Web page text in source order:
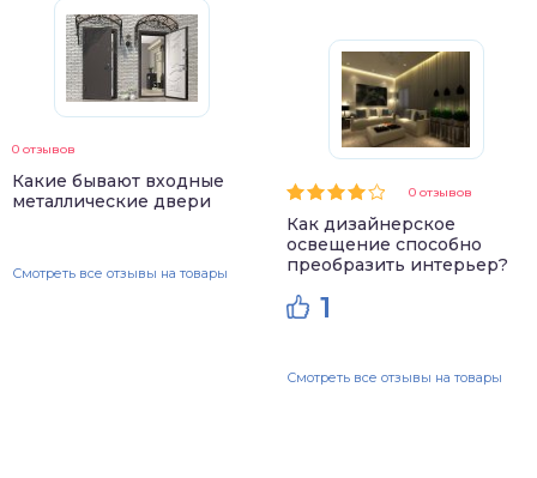
0 отзывов
Какие бывают входные
металлические двери
Смотреть все отзывы на товары
0 отзывов
Как дизайнерское
освещение способно
преобразить интерьер?
1
Смотреть все отзывы на товары